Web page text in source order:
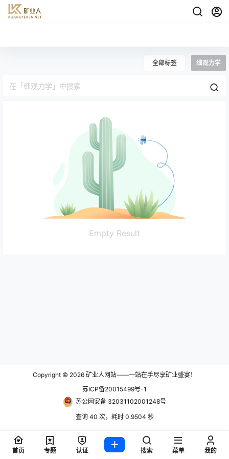
全部标签 细观力学
Empty Result
Copyright © 2026 矿业人网站——一站在手尽享矿业盛宴！
苏ICP备20015499号-1
苏公网安备 32031102001248号
查询 40 次，耗时 0.9504 秒
首页 专题 认证 搜索 菜单 我的